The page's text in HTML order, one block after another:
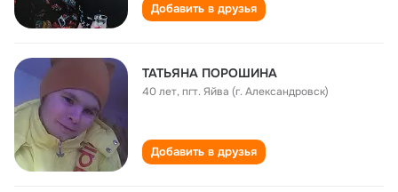
Добавить в друзья
ТАТЬЯНА ПОРОШИНА
40 лет,пгт. Яйва (г. Александровск)
Добавить в друзья